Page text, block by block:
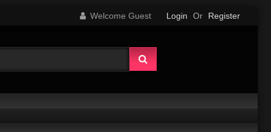
Welcome Guest Login Or Register